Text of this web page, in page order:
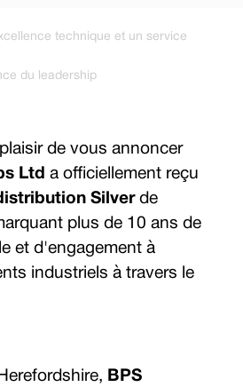
technique et un service
du leadership
de vous annoncer
Ltd a officiellement reçu
Silverde
plus de 10 ans de
et d'engagement à
industriels à travers le
BPS